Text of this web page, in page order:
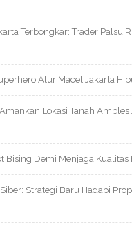
Terbongkar: Trader Palsu
Atur Macet Jakarta
Lokasi Tanah
Bising Demi Menjaga Kualitas
Strategi Baru Hadapi